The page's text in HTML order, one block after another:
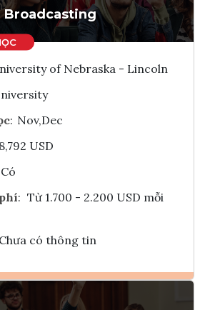
Broadcasting
of Nebraska - Lincoln
: Nov,Dec
USD
Có
: Từ 1.700 - 2.200 USD mỗi
Chưa có thông tin
Ghi danh